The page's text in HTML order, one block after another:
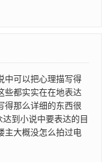
中可以把心理描写得
些都实实在在地表达
得那么详细的东西很
到小说中要表达的目
主大概没怎么拍过电